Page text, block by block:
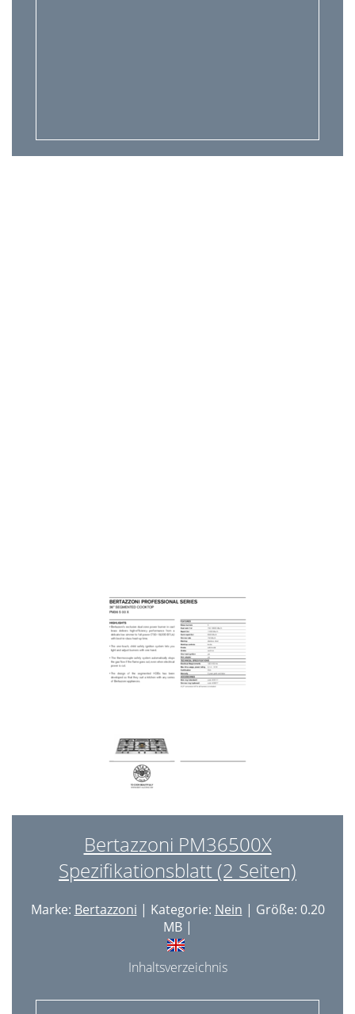
Bertazzoni PM36500X
Spezifikationsblatt (2 Seiten)
Marke: Bertazzoni | Kategorie: Nein | Größe: 0.20
MB |
Inhaltsverzeichnis